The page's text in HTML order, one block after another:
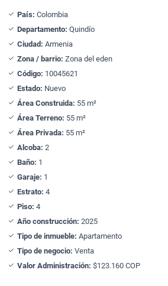
País: Colombia
Departamento: Quindío
Ciudad: Armenia
Zona / barrio: Zona del eden
Código: 10045621
Estado: Nuevo
Área Construida: 55 m²
Área Terreno: 55 m²
Área Privada: 55 m²
Alcoba: 2
Baño: 1
Garaje: 1
Estrato: 4
Piso: 4
Año construcción: 2025
Tipo de inmueble: Apartamento
Tipo de negocio: Venta
Valor Administración: $123.160 COP